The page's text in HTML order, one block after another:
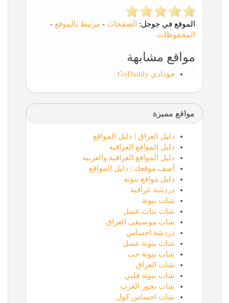
الموقع في جوجل: الصفحات - مرتبط بالموقع -
المحفوظات
مواقع مشابهة
جودادي GoDaddy
مواقع مميزة
دليل العراق | دليل المواقع
دليل المواقع العراقية
دليل المواقع العراقية والعربية
أضف موقعك | دليل المواقع
دليل مواقع بنوتة
دردشة عراقية
شات بنوتة
شات بنات عسل
شات موسيقى العراق
دردشة احساس
شات بنوتة عسل
شات بنوتة حب
شات العراق
شات بنوتة قلبي
شات بحور العرب
شات احساس كول